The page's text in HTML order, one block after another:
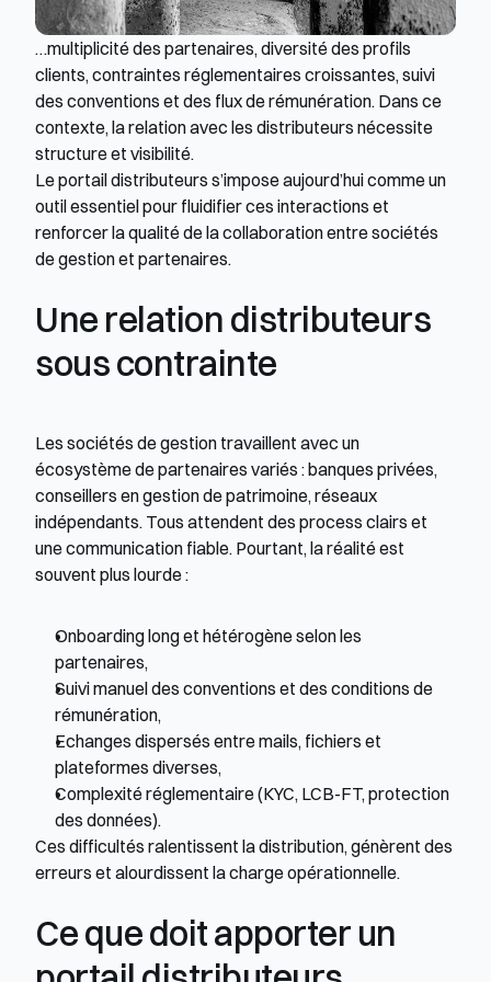
…multiplicité des partenaires, diversité des profils
clients, contraintes réglementaires croissantes, suivi
des conventions et des flux de rémunération. Dans ce
contexte, la relation avec les distributeurs nécessite
structure et visibilité.
Le portail distributeurs s’impose aujourd’hui comme un
outil essentiel pour fluidifier ces interactions et
renforcer la qualité de la collaboration entre sociétés
de gestion et partenaires.
Une relation distributeurs
sous contrainte
Les sociétés de gestion travaillent avec un
écosystème de partenaires variés : banques privées,
conseillers en gestion de patrimoine, réseaux
indépendants. Tous attendent des process clairs et
une communication fiable. Pourtant, la réalité est
souvent plus lourde :
Onboarding long et hétérogène selon les
partenaires,
Suivi manuel des conventions et des conditions de
rémunération,
Echanges dispersés entre mails, fichiers et
plateformes diverses,
Complexité réglementaire (KYC, LCB-FT, protection
des données).
Ces difficultés ralentissent la distribution, génèrent des
erreurs et alourdissent la charge opérationnelle.
Ce que doit apporter un